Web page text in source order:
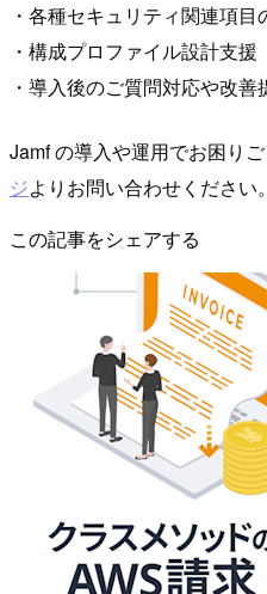
・各種セキュリティ関連項目
・構成プロファイル設計支援
・導入後のご質問対応や改善
Jamf の導入や運用でお困り
ジよりお問い合わせください。
この記事をシェアする